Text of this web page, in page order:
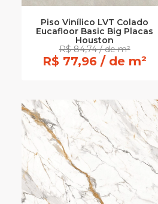
Piso Vinílico LVT Colado
Eucafloor Basic Big Placas
Houston
R$ 84,74 / de m²
R$ 77,96 / de m²